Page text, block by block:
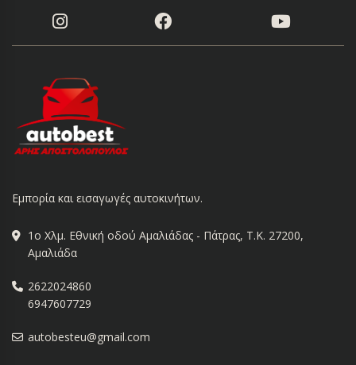
Εμπορία και εισαγωγές αυτοκινήτων.
1ο Χλμ. Εθνική οδού Αμαλιάδας - Πάτρας, Τ.Κ. 27200,
Αμαλιάδα
2622024860
6947607729
autobesteu@gmail.com